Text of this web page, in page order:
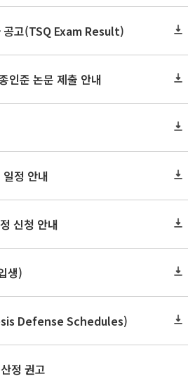
공고(TSQ Exam Result)
인준 논문 제출 안내
정 안내
신청 안내
생)
Defense Schedules)
정 권고